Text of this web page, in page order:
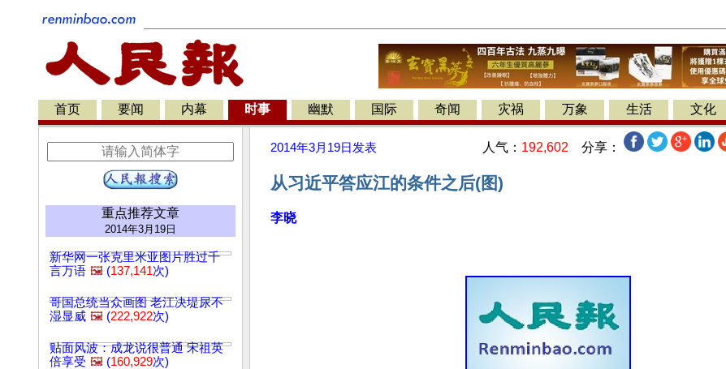
首页 要闻 内幕 时事 幽默 国际 奇闻 灾祸 万象 生活 文化
重点推荐文章
2014年3月19日
新华网一张克里米亚图片胜过千
言万语 🖼️ (137,141次)
哥国总统当众画图 老江决堤尿不
湿显威 🖼️ (222,922次)
贴面风波：成龙说很普通 宋祖英
倍享受 🖼️ (160,929次)
2014年3月19日 发表 人气： 192,602 分享：
从习近平答应江的条件之后(图)
李晓